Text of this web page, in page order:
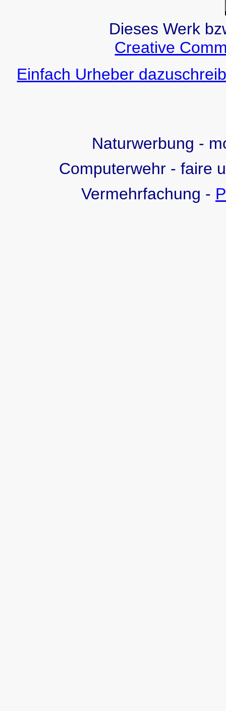
Dieses Werk
Creative
Einfach Urheber
Naturwerbung -
Computerwehr - faire
Vermehrfachung -